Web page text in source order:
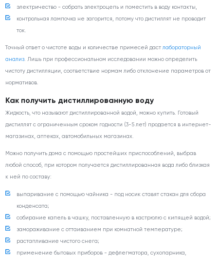
электричество - собрать электроцепь и поместить в воду контакты,
контрольная лампочка не загорится, потому что дистиллят не проводит
ток.
Точный ответ о чистоте воды и количестве примесей дастлабораторный
анализ. Лишь при профессиональном исследовании можно определить
чистоту дистилляции, соответствие нормам либо отклонение параметров от
нормативов.
Как получить дистиллированную воду
Жидкость, что называют дистиллированной водой, можно купить. Готовый
дистиллят с ограниченным сроком годности (3-5 лет) продается в интернет-
магазинах, аптеках, автомобильных магазинах.
Можно получить дома с помощью простейших приспособлений, выбрав
любой способ, при котором получается дистиллированная вода либо близкая
к ней по составу:
выпаривание с помощью чайника - под носик ставят стакан для сбора
конденсата;
собирание капель в чашку, поставленную в кастрюлю с кипящей водой;
замораживание с оттаиванием при комнатной температуре;
растапливание чистого снега;
применение бытовых приборов - дефлегматора, сухопарника,